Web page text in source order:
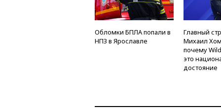
Обломки БПЛА попали в
НПЗ в Ярославле
Главный
Михаил
почему
это
достояние